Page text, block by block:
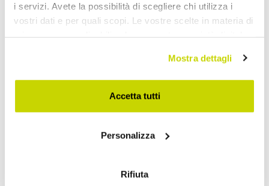
i servizi. Avete la possibilità di scegliere chi utilizza i
vostri dati e per quali scopi. Le vostre scelte in materia di
modificare o revocare il proprio consenso in qualsiasi
momento dalla Dichiarazione sui cookie o facendo clic
sull'icona di attivazione della privacy.
raccogliere informazioni sulla tua posizione
Identificare il tuo dispositivo, scansionandolo
Mostra dettagli
Accetta tutti
Personalizza
Rifiuta
€ 306,10 € 382,62 - 20% € 372,20 € 465,25 - 20%